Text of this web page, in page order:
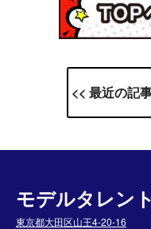
<< 最近の記
モデルタレン
東京都大田区山王4-20-16